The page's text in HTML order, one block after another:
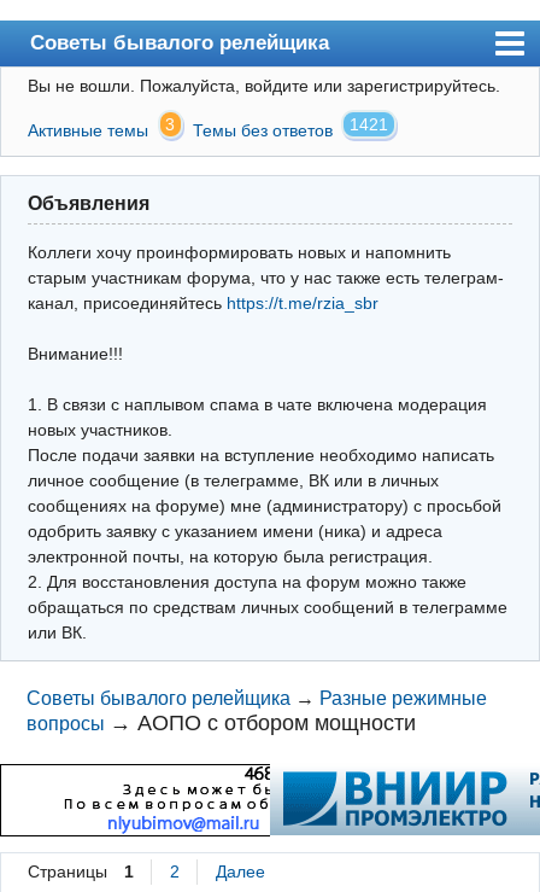
Советы бывалого релейщика
Форум
Правила
Поиск
Регистрация
Архив
Почта
Поиск релейщика
Видео РЗиА
Фотохостинг
Телеграм
Вы не вошли. Пожалуйста, войдите или зарегистрируйтесь.
Активные темы 3 Темы без ответов 1421
Объявления
Коллеги хочу проинформировать новых и напомнить
старым участникам форума, что у нас также есть телеграм-
канал, присоединяйтесь https://t.me/rzia_sbr
Внимание!!!
1. В связи с наплывом спама в чате включена модерация
новых участников.
После подачи заявки на вступление необходимо написать
личное сообщение (в телеграмме, ВК или в личных
сообщениях на форуме) мне (администратору) с просьбой
одобрить заявку с указанием имени (ника) и адреса
электронной почты, на которую была регистрация.
2. Для восстановления доступа на форум можно также
обращаться по средствам личных сообщений в телеграмме
или ВК.
Советы бывалого релейщика → Разные режимные
вопросы →АОПО с отбором мощности
Страницы 1 2
Далее